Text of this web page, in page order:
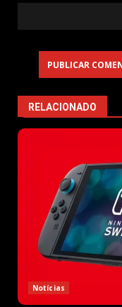
RELACIONADO
Notícias